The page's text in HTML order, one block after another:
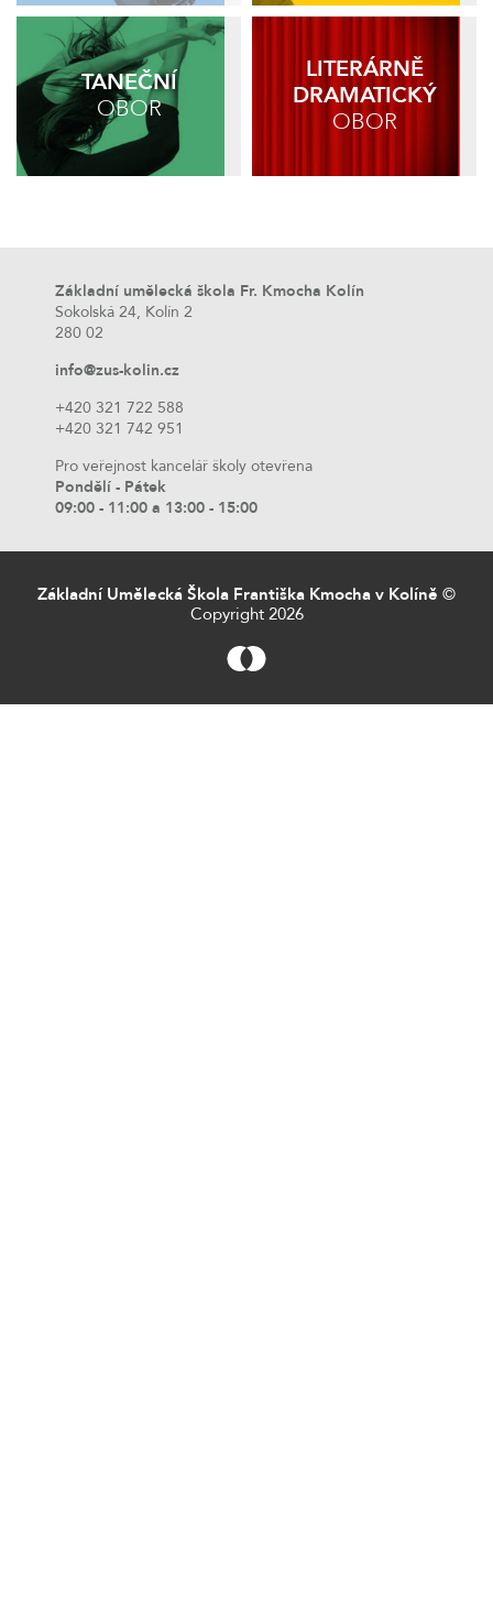
TANEČNÍ
OBOR
LITERÁRNĚ
DRAMATICKÝ
OBOR
Základní umělecká škola Fr. Kmocha Kolín
Sokolská 24, Kolín 2
280 02
info@zus-kolin.cz
+420 321 722 588
+420 321 742 951
Pro veřejnost kancelář školy otevřena
Pondělí - Pátek
09:00 - 11:00 a 13:00 - 15:00
Základní Umělecká Škola Františka Kmocha v Kolíně ©
Copyright 2026